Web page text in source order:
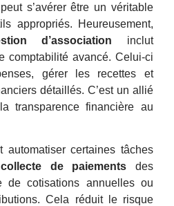
s’avérer être un véritable
appropriés. Heureusement,
d’association inclut
comptabilité avancé. Celui-ci
gérer les recettes et
détaillés. C’est un allié
transparence financière au
automatiser certaines tâches
collecte de paiements des
de cotisations annuelles ou
Cela réduit le risque